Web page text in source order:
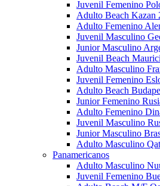
Juvenil Femenino
Adulto Beach Kazan
Adulto Femenino
Juvenil Masculino
Junior Masculino
Juvenil Beach
Adulto Masculino
Juvenil Femenino
Adulto Beach
Junior Femenino
Adulto Femenino
Juvenil Masculino
Junior Masculino
Adulto Masculino
Panamericanos
Adulto Masculino
Juvenil Femenino